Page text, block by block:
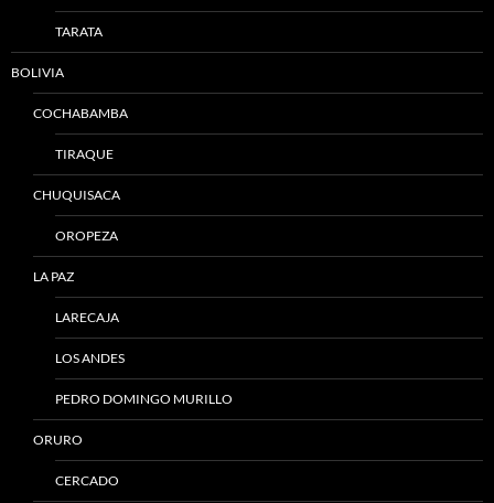
TARATA
BOLIVIA
COCHABAMBA
TIRAQUE
CHUQUISACA
OROPEZA
LA PAZ
LARECAJA
LOS ANDES
PEDRO DOMINGO MURILLO
ORURO
CERCADO